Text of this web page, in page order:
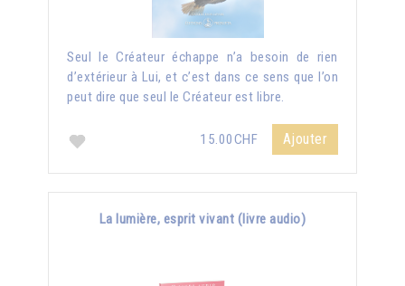
Seul le Créateur échappe n’a besoin de rien
d’extérieur à Lui, et c’est dans ce sens que l’on
peut dire que seul le Créateur est libre.
15.00CHF Ajouter
La lumière, esprit vivant (livre audio)